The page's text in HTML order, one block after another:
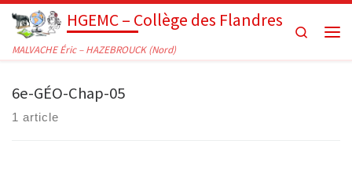
Passer au contenuHGEMC – Collège des Flandres
MALVACHE Éric – HAZEBROUCK (Nord)
Search
6e-GÉO-Chap-05
1 article